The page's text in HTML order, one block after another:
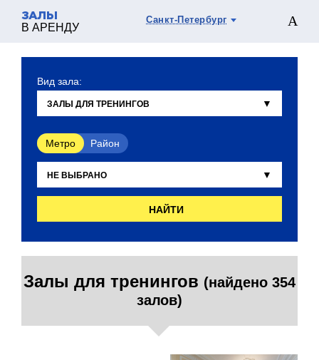
ЗАЛЫ
В АРЕНДУ
Санкт-Петербург
Вид зала:
Метро Район
НАЙТИ
Залы для тренингов (найдено 354
залов)